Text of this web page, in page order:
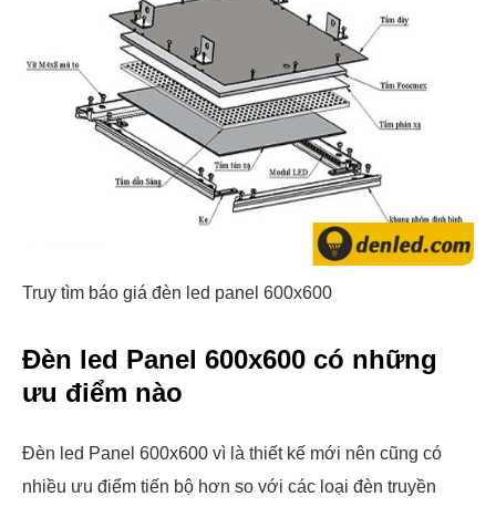
Truy tìm báo giá đèn led panel 600x600
Đèn led Panel 600x600 có những
ưu điểm nào
Đèn led Panel 600x600 vì là thiết kế mới nên cũng có
nhiều ưu điểm tiến bộ hơn so với các loại đèn truyền